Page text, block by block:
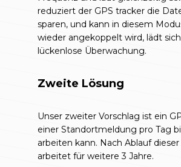
reduziert der GPS tracker die
sparen, und kann in diesem
wieder angekoppelt wird, lädt
lückenlose Überwachung.
Zweite Lösung
Unser zweiter Vorschlag ist ein
einer Standortmeldung pro Tag
arbeiten kann. Nach Ablauf
arbeitet für weitere 3 Jahre.